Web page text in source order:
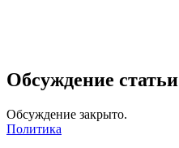
Обсуждение статьи
Обсуждение закрыто.
Политика